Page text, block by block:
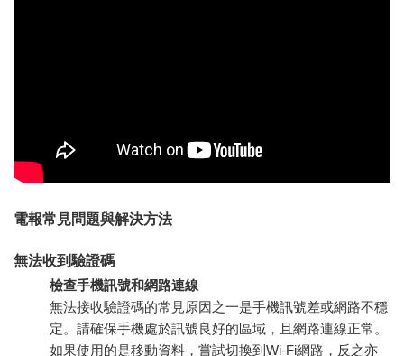
電報常見問題與解決方法
無法收到驗證碼
檢查手機訊號和網路連線
無法接收驗證碼的常見原因之一是手機訊號差或網路不穩
定。請確保手機處於訊號良好的區域，且網路連線正常。
如果使用的是移動資料，嘗試切換到Wi-Fi網路，反之亦